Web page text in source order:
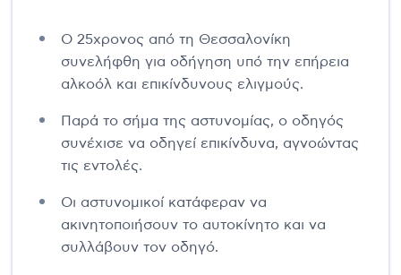
Ο 25χρονος από τη Θεσσαλονίκη
συνελήφθη για οδήγηση υπό την επήρεια
αλκοόλ και επικίνδυνους ελιγμούς.
Παρά το σήμα της αστυνομίας, ο οδηγός
συνέχισε να οδηγεί επικίνδυνα, αγνοώντας
τις εντολές.
Οι αστυνομικοί κατάφεραν να
ακινητοποιήσουν το αυτοκίνητο και να
συλλάβουν τον οδηγό.